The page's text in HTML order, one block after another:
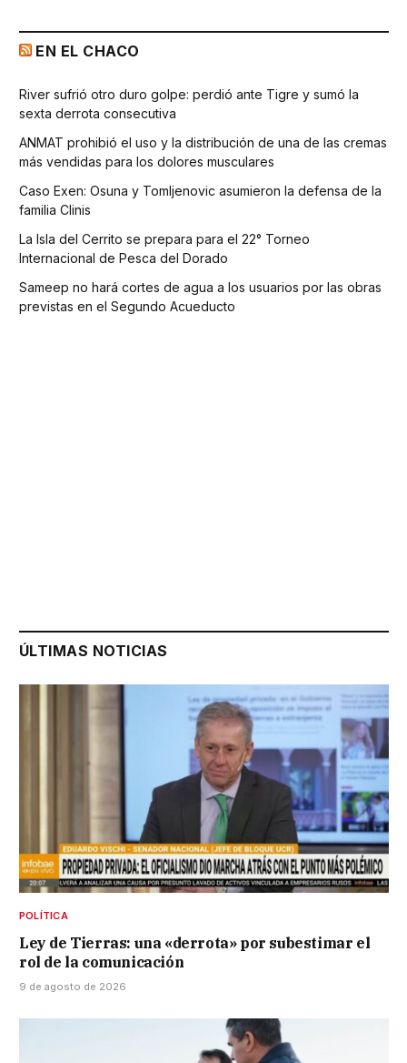
EN EL CHACO
River sufrió otro duro golpe: perdió ante Tigre y sumó la
sexta derrota consecutiva
ANMAT prohibió el uso y la distribución de una de las cremas
más vendidas para los dolores musculares
Caso Exen: Osuna y Tomljenovic asumieron la defensa de la
familia Clinis
La Isla del Cerrito se prepara para el 22° Torneo
Internacional de Pesca del Dorado
Sameep no hará cortes de agua a los usuarios por las obras
previstas en el Segundo Acueducto
ÚLTIMAS NOTICIAS
POLÍTICA
Ley de Tierras: una «derrota» por subestimar el
rol de la comunicación
9 de agosto de 2026